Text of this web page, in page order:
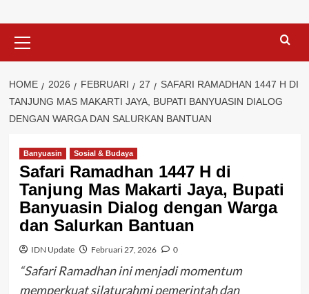
Menu
HOME 2026 FEBRUARI 27
SAFARI RAMADHAN 1447 H DI
TANJUNG MAS MAKARTI JAYA, BUPATI BANYUASIN DIALOG
DENGAN WARGA DAN SALURKAN BANTUAN
Banyuasin Sosial & Budaya
Safari Ramadhan 1447 H di
Tanjung Mas Makarti Jaya, Bupati
Banyuasin Dialog dengan Warga
dan Salurkan Bantuan
IDN Update Februari 27, 2026 0
“Safari Ramadhan ini menjadi momentum
memperkuat silaturahmi pemerintah dan